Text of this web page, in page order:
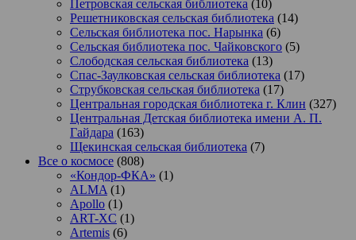
Петровская сельская библиотека (10)
Решетниковская сельская библиотека (14)
Сельская библиотека пос. Нарынка (6)
Сельская библиотека пос. Чайковского (5)
Слободская сельская библиотека (13)
Спас-Заулковская сельская библиотека (17)
Струбковская сельская библиотека (17)
Центральная городская библиотека г. Клин (327)
Центральная Детская библиотека имени А. П.
Гайдара (163)
Щекинская сельская библиотека (7)
Все о космосе (808)
«Кондор-ФКА» (1)
ALMA (1)
Apollo (1)
ART-XC (1)
Artemis (6)